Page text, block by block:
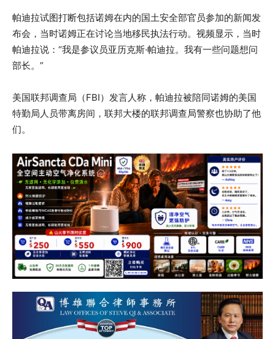
帕迪拉试图打断包括诺姆在内的国土安全部官员参加的新闻发
布会，当时诺姆正在讨论当地移民执法行动。视频显示，当时
帕迪拉说：“我是参议员亚历克斯·帕迪拉。我有一些问题想问
部长。”
美国联邦调查局（FBI）发言人称，帕迪拉被陪同诺姆的美国
特勤局人员带离房间，联邦大楼的联邦调查局警察也协助了他
们。